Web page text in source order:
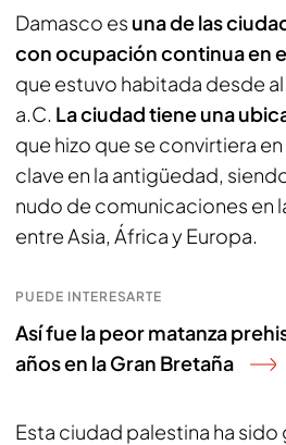
Damasco es una de las
con ocupación continua en
que estuvo habitada desde
a.C. La ciudad tiene una
que hizo que se convirtiera
clave en la antigüedad,
nudo de comunicaciones en
entre Asia, África y Europa.
PUEDE INTERESARTE
Así fue la peor matanza
años en la Gran Bretaña
Esta ciudad palestina ha